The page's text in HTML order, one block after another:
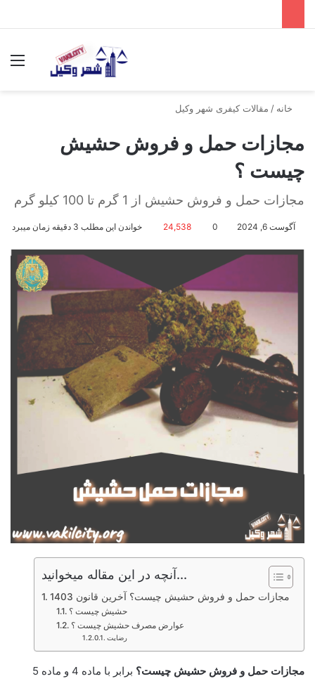
خانه / مقالات کیفری شهر وکیل
مجازات حمل و فروش حشیش
چیست ؟
مجازات حمل و فروش حشیش از 1 گرم تا 100 کیلو گرم
آگوست 6, 2024 0
24,538 خواندن این مطلب 3 دقیقه زمان میبرد
آنچه در این مقاله میخوانید...
مجازات حمل و فروش حشیش چیست؟ آخرین قانون 1403
حشیش چیست ؟
عوارض مصرف حشیش چیست ؟
رضایت
مجازات حمل و فروش حشیش چیست؟
برابر با ماده 4 و ماده 5